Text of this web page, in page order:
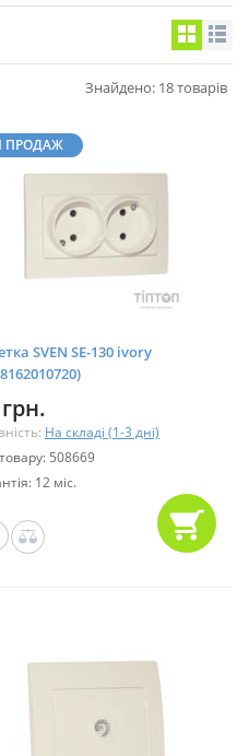
Знайдено: 18 товарів
ПРОДАЖ
SVEN SE-130 ivory
На складі (1-3 дні)
508669
12 міс.